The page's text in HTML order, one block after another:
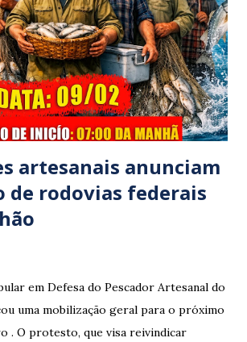
O motorista, identificado por
irmão do vereador "Neguinho do
do Pará, evadiu-se do local sem
às vítimas. ​Atendimento e Danos ​A
(PRF) foi acionada para atender a
artesanais anunciam
de rodovias federais
em Defesa do Pescador Artesanal do
uma mobilização geral para o próximo
. O protesto, que visa reivindicar